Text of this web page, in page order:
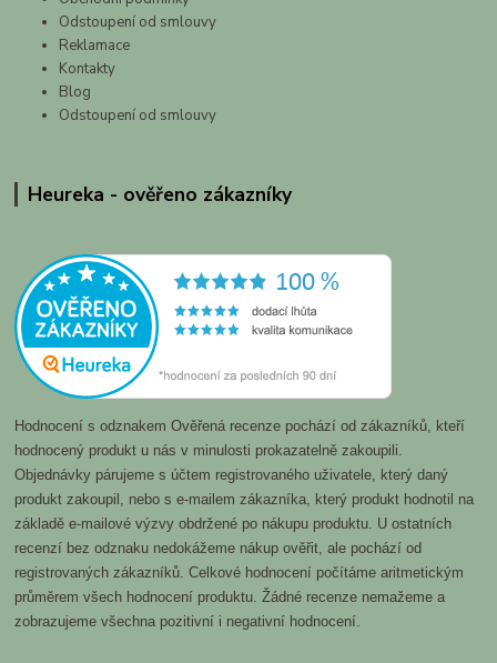
Odstoupení od smlouvy
Reklamace
Kontakty
Blog
Odstoupení od smlouvy
Heureka - ověřeno zákazníky
Hodnocení s odznakem Ověřená recenze pochází od zákazníků, kteří
hodnocený produkt u nás v minulosti prokazatelně zakoupili.
Objednávky párujeme s účtem registrovaného uživatele, který daný
produkt zakoupil, nebo s e-mailem zákazníka, který produkt hodnotil na
základě e-mailové výzvy obdržené po nákupu produktu. U ostatních
recenzí bez odznaku nedokážeme nákup ověřit, ale pochází od
registrovaných zákazníků. Celkové hodnocení počítáme aritmetickým
průměrem všech hodnocení produktu. Žádné recenze nemažeme a
zobrazujeme všechna pozitivní i negativní hodnocení.